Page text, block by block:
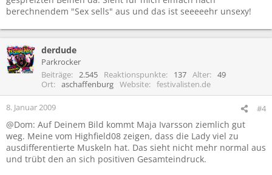
berechnendem "Sex sells" aus und das ist seeeeehr unsexy!
derdude
Parkrocker
Beiträge
2.545 Reaktionspunkte 137 Alter
49
Ort
aschaffenburg Website festivalisten.de
8. Januar 2009 #4
@Dom: Auf Deinem Bild kommt Maja Ivarsson ziemlich gut
weg. Meine vom Highfield08 zeigen, dass die Lady viel zu
ausdifferentierte Muskeln hat. Das sieht nicht mehr normal aus
und trübt den an sich positiven Gesamteindruck.